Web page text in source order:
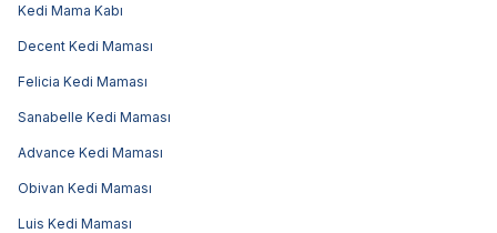
Kedi Mama Kabı
Decent Kedi Maması
Felicia Kedi Maması
Sanabelle Kedi Maması
Advance Kedi Maması
Obivan Kedi Maması
Luis Kedi Maması